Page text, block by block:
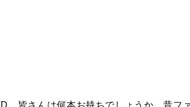
。皆さんは何本お持ちでしょうか。昔フ